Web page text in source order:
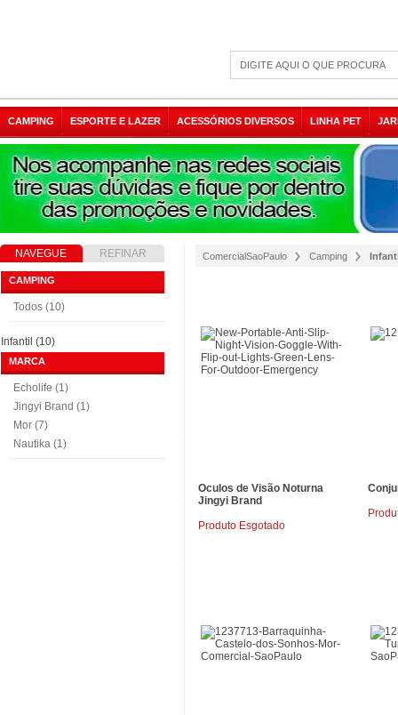
CAMPING ESPORTE E LAZER ACESSÓRIOS DIVERSOS LINHA PET
NAVEGUE
REFINAR
RESULTADO
CAMPING
Todos (10)
Infantil (10)
MARCA
Echolife (1)
Jingyi Brand (1)
Mor (7)
Nautika (1)
ComercialSaoPaulo Camping
Oculos de Visão Noturna
Jingyi Brand
Produto Esgotado